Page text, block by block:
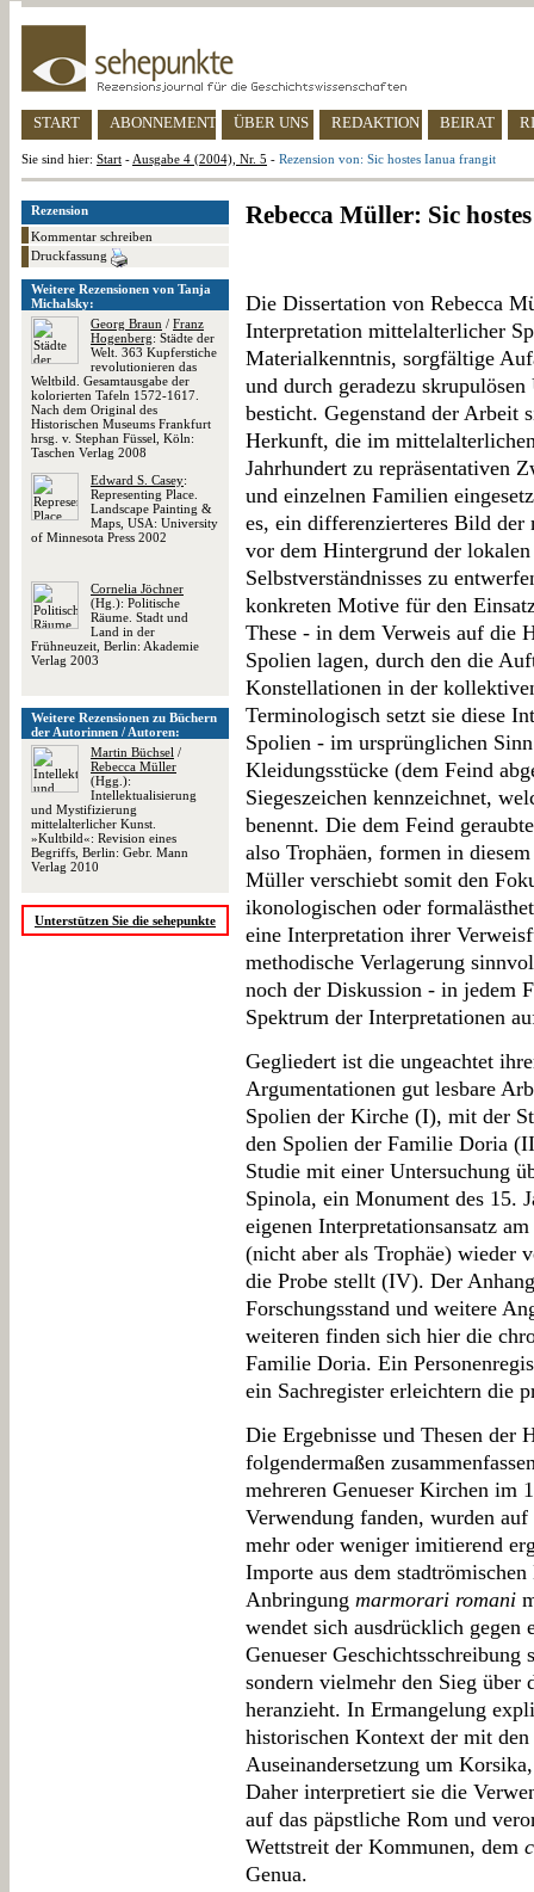
START ABONNEMENT ÜBER UNS REDAKTION BEIRAT
Sie sind hier: Start - Ausgabe 4 (2004), Nr. 5 - Rezension von: Sic hostes Ianua frangit
Rezension
Kommentar schreiben
Druckfassung
Weitere Rezensionen von Tanja
Michalsky:
Georg Braun / Franz
Hogenberg: Städte der
Welt. 363 Kupferstiche
revolutionieren das
Weltbild. Gesamtausgabe der
kolorierten Tafeln 1572-1617.
Nach dem Original des
Historischen Museums Frankfurt
hrsg. v. Stephan Füssel, Köln:
Taschen Verlag 2008
Edward S. Casey:
Representing Place.
Landscape Painting &
Maps, USA: University
of Minnesota Press 2002
Cornelia Jöchner
(Hg.): Politische
Räume. Stadt und
Land in der
Frühneuzeit, Berlin: Akademie
Verlag 2003
Weitere Rezensionen zu Büchern
der Autorinnen / Autoren:
Martin Büchsel /
Rebecca Müller
(Hgg.):
Intellektualisierung
und Mystifizierung
mittelalterlicher Kunst.
»Kultbild«: Revision eines
Begriffs, Berlin: Gebr. Mann
Verlag 2010
Unterstützen Sie die sehepunkte
Rebecca Müller: Sic
Die Dissertation von Rebecca
Interpretation mittelalterlicher
Materialkenntnis, sorgfältige
und durch geradezu
besticht. Gegenstand der Arbeit
Herkunft, die im
Jahrhundert zu repräsentativen
und einzelnen Familien
es, ein differenzierteres Bild
vor dem Hintergrund der
Selbstverständnisses zu
konkreten Motive für den
These - in dem Verweis auf die
Spolien lagen, durch den die
Konstellationen in der
Terminologisch setzt sie diese
Spolien - im ursprünglichen
Kleidungsstücke (dem Feind
Siegeszeichen kennzeichnet,
benennt. Die dem Feind
also Trophäen, formen in
Müller verschiebt somit den
ikonologischen oder
eine Interpretation ihrer
methodische Verlagerung
noch der Diskussion - in jedem
Spektrum der Interpretationen
Gegliedert ist die ungeachtet
Argumentationen gut lesbare
Spolien der Kirche (I), mit der
den Spolien der Familie Doria
Studie mit einer Untersuchung
Spinola, ein Monument des 15.
eigenen Interpretationsansatz
(nicht aber als Trophäe) wieder
die Probe stellt (IV). Der
Forschungsstand und weitere
weiteren finden sich hier die
Familie Doria. Ein
ein Sachregister erleichtern die
Die Ergebnisse und Thesen der
folgendermaßen
mehreren Genueser Kirchen im
Verwendung fanden, wurden
mehr oder weniger imitierend
Importe aus dem
Anbringung marmorari romani
wendet sich ausdrücklich gegen
Genueser
sondern vielmehr den Sieg
heranzieht. In Ermangelung
historischen Kontext der mit den
Auseinandersetzung um
Daher interpretiert sie die
auf das päpstliche Rom und
Wettstreit der Kommunen, dem
Genua.